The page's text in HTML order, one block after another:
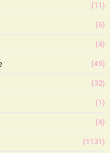
(11)
(6)
(4)
(45)
(32)
(1)
(4)
(1131)